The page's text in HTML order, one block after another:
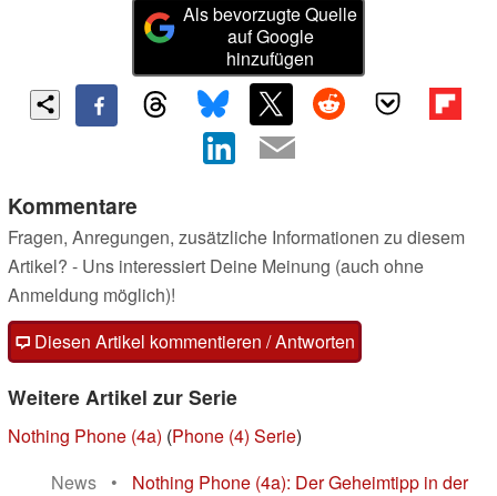
Als bevorzugte Quelle
auf Google
hinzufügen
Kommentare
Fragen, Anregungen, zusätzliche Informationen zu diesem
Artikel? - Uns interessiert Deine Meinung (auch ohne
Anmeldung möglich)!
Diesen Artikel kommentieren / Antworten
Weitere Artikel zur Serie
Nothing Phone (4a) (Phone (4) Serie)
News
•
Nothing Phone (4a): Der Geheimtipp in der